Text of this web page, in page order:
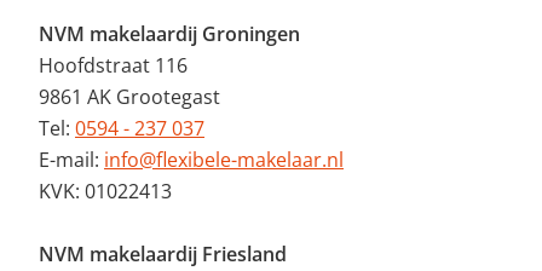
NVM makelaardij Groningen
Hoofdstraat 116
9861 AK Grootegast
Tel: 0594 - 237 037
E-mail: info@flexibele-makelaar.nl
KVK: 01022413
NVM makelaardij Friesland